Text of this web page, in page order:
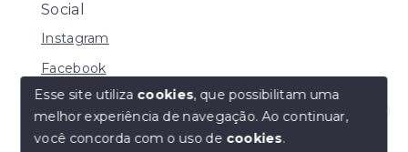
Olá! Estamos disponíveis para te ajudar.
Social
Instagram
Facebook
© Copyright 2026 - Henrique Imoveis - Todos os
Esse site utiliza cookies, que possibilitam uma
melhor experiência de navegação.Ao continuar,
você concorda com o uso de cookies.